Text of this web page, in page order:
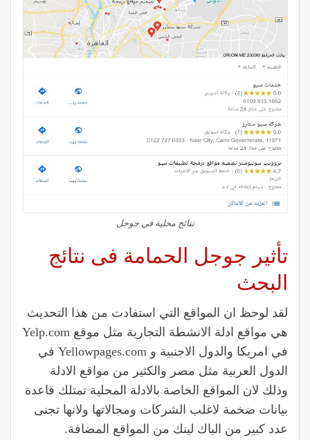
نتائج محلية في جوجل
تأثير جوجل الحمامة فى نتائج
البحث
لقد لوحظ ان المواقع التي استفادت من هذا التحديث
هي مواقع ادلة الانشطة التجارية مثل موقع Yelp.com
في امريكا والدول الاجنبية و Yellowpages.com في
الدول العربية مثل مصر والكثير من مواقع الادلة
وذلك لان المواقع الخاصة بالادلة المحلية تمتلك قاعدة
بيانات ضخمة لاغلب الشركات ومجالاتها ولانها تجنى
عدد كبير من الباك لينك من المواقع المضافة.